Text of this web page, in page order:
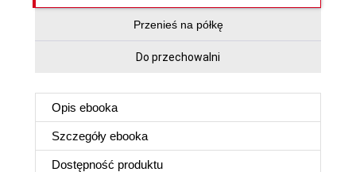
Przenieś na półkę
Do przechowalni
Opis ebooka
Szczegóły ebooka
Dostępność produktu